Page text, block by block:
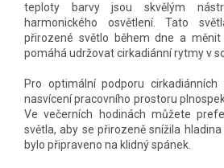
teploty barvy jsou skvělým
harmonického osvětlení. Tato
přirozené světlo během dne a
pomáhá udržovat cirkadiánní rytmy v
Pro optimální podporu
nasvícení pracovního prostoru
Ve večerních hodinách můžete
světla, aby se přirozeně snížila
bylo připraveno na klidný spánek.